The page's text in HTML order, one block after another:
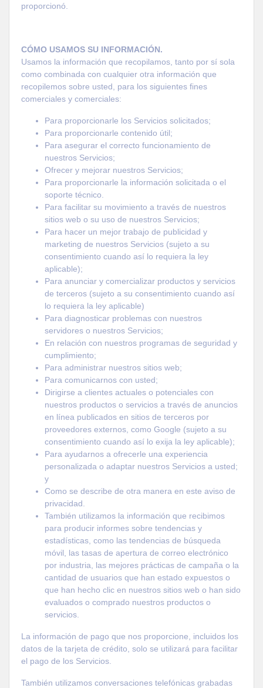
proporcionó.
CÓMO USAMOS SU INFORMACIÓN.
Usamos la información que recopilamos, tanto por sí sola
como combinada con cualquier otra información que
recopilemos sobre usted, para los siguientes fines
comerciales y comerciales:
Para proporcionarle los Servicios solicitados;
Para proporcionarle contenido útil;
Para asegurar el correcto funcionamiento de
nuestros Servicios;
Ofrecer y mejorar nuestros Servicios;
Para proporcionarle la información solicitada o el
soporte técnico.
Para facilitar su movimiento a través de nuestros
sitios web o su uso de nuestros Servicios;
Para hacer un mejor trabajo de publicidad y
marketing de nuestros Servicios (sujeto a su
consentimiento cuando así lo requiera la ley
aplicable);
Para anunciar y comercializar productos y servicios
de terceros (sujeto a su consentimiento cuando así
lo requiera la ley aplicable)
Para diagnosticar problemas con nuestros
servidores o nuestros Servicios;
En relación con nuestros programas de seguridad y
cumplimiento;
Para administrar nuestros sitios web;
Para comunicarnos con usted;
Dirigirse a clientes actuales o potenciales con
nuestros productos o servicios a través de anuncios
en línea publicados en sitios de terceros por
proveedores externos, como Google (sujeto a su
consentimiento cuando así lo exija la ley aplicable);
Para ayudarnos a ofrecerle una experiencia
personalizada o adaptar nuestros Servicios a usted;
y
Como se describe de otra manera en este aviso de
privacidad.
También utilizamos la información que recibimos
para producir informes sobre tendencias y
estadísticas, como las tendencias de búsqueda
móvil, las tasas de apertura de correo electrónico
por industria, las mejores prácticas de campaña o la
cantidad de usuarios que han estado expuestos o
que han hecho clic en nuestros sitios web o han sido
evaluados o comprado nuestros productos o
servicios.
La información de pago que nos proporcione, incluidos los
datos de la tarjeta de crédito, solo se utilizará para facilitar
el pago de los Servicios.
También utilizamos conversaciones telefónicas grabadas